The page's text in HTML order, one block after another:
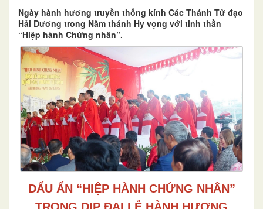
Ngày hành hương truyền thống kính Các Thánh Tử đạo
Hải Dương trong Năm thánh Hy vọng với tinh thần
“Hiệp hành Chứng nhân”.
DẤU ẤN “HIỆP HÀNH CHỨNG NHÂN”